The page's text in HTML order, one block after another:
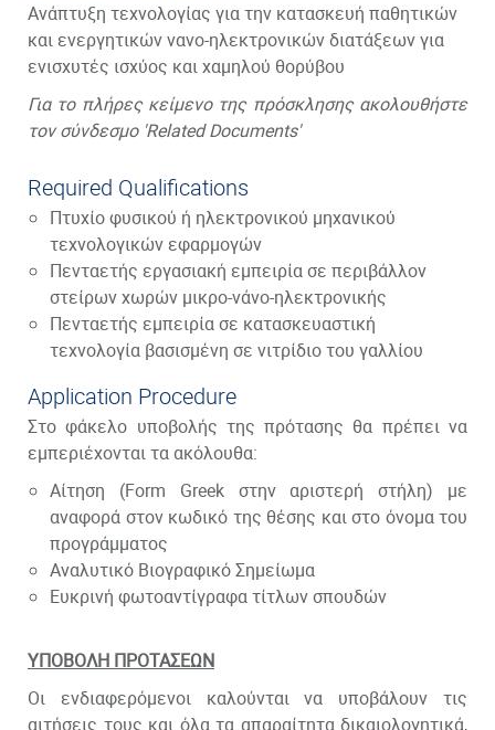
Ανάπτυξη τεχνολογίας για την κατασκευή παθητικών
και ενεργητικών νανο-ηλεκτρονικών διατάξεων για
ενισχυτές ισχύος και χαμηλού θορύβου
Για το πλήρες κείμενο της πρόσκλησης ακολουθήστε
τον σύνδεσμο 'Related Documents'
Required Qualifications
Πτυχίο φυσικού ή ηλεκτρονικού μηχανικού
τεχνολογικών εφαρμογών
Πενταετής εργασιακή εμπειρία σε περιβάλλον
στείρων χωρών μικρο-νάνο-ηλεκτρονικής
Πενταετής εμπειρία σε κατασκευαστική
τεχνολογία βασισμένη σε νιτρίδιο του γαλλίου
Application Procedure
Στο φάκελο υποβολής της πρότασης θα πρέπει να
εμπεριέχονται τα ακόλουθα:
Αίτηση (Form Greek στην αριστερή στήλη) με
αναφορά στον κωδικό της θέσης και στο όνομα του
προγράμματος
Αναλυτικό Βιογραφικό Σημείωμα
Ευκρινή φωτοαντίγραφα τίτλων σπουδών
ΥΠΟΒΟΛΗ ΠΡΟΤΑΣΕΩΝ
Οι ενδιαφερόμενοι καλούνται να υποβάλουν τις
αιτήσεις τους και όλα τα απαραίτητα δικαιολογητικά,